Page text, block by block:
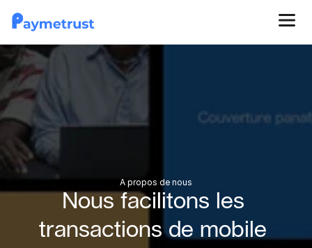
A propos de nous
Nous facilitons les
transactions de mobile